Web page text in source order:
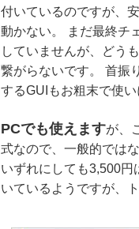
付いているのですが、
動かない。 まだ最終チ
していませんが、どう
繋がらないです。 首振
するGUIもお粗末で使い
PCでも使えますが、
式なので、一般的では
いずれにしても3,500円
いているようですが、